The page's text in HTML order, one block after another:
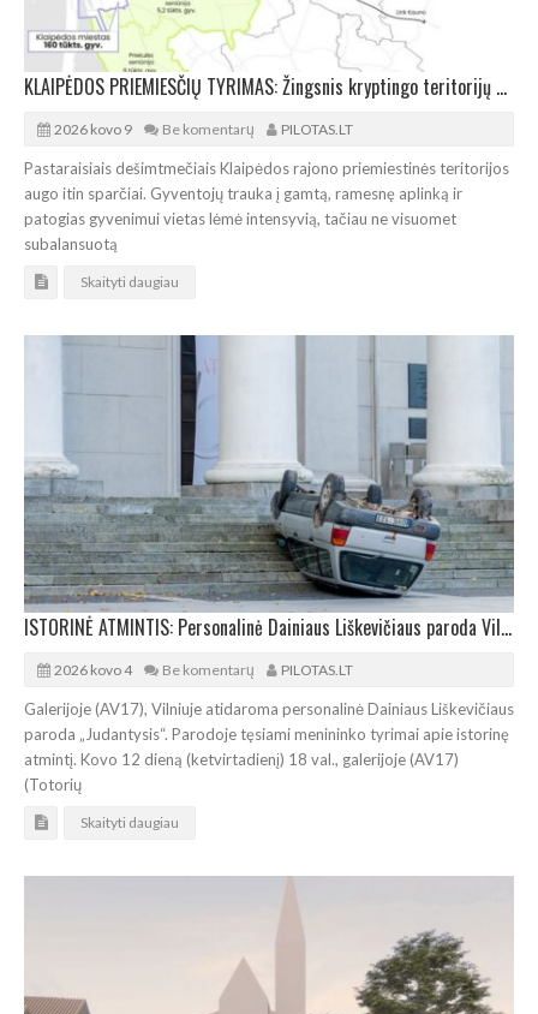
KLAIPĖDOS PRIEMIESČIŲ TYRIMAS: Žingsnis kryptingo teritorijų planavimo link
2026 kovo 9 Be komentarų PILOTAS.LT
Pastaraisiais dešimtmečiais Klaipėdos rajono priemiestinės teritorijos
augo itin sparčiai. Gyventojų trauka į gamtą, ramesnę aplinką ir
patogias gyvenimui vietas lėmė intensyvią, tačiau ne visuomet
subalansuotą
Skaityti daugiau
ISTORINĖ ATMINTIS: Personalinė Dainiaus Liškevičiaus paroda Vilniuje
2026 kovo 4 Be komentarų PILOTAS.LT
Galerijoje (AV17), Vilniuje atidaroma personalinė Dainiaus Liškevičiaus
paroda „Judantysis“. Parodoje tęsiami menininko tyrimai apie istorinę
atmintį. Kovo 12 dieną (ketvirtadienį) 18 val., galerijoje (AV17)
(Totorių
Skaityti daugiau